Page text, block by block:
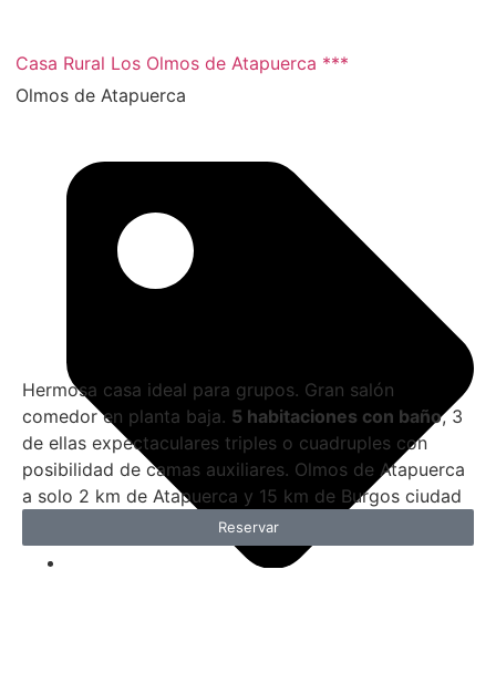
2 noches
Casa Rural Los Olmos de Atapuerca ***
Olmos de Atapuerca
Hermosa casa ideal para grupos. Gran salón
comedor en planta baja. 5 habitaciones con baño, 3
de ellas expectaculares triples o cuadruples con
posibilidad de camas auxiliares. Olmos de Atapuerca
a solo 2 km de Atapuerca y 15 km de Burgos ciudad
Reservar